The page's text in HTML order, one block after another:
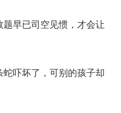
早已司空见惯，才会让
吓坏了，可别的孩子却